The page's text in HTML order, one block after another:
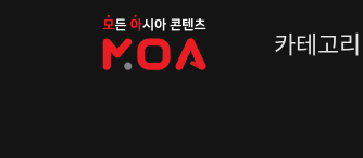
MOA
카테고리